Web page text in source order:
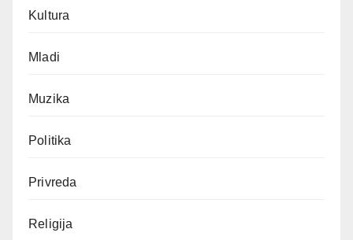
Kultura
Mladi
Muzika
Politika
Privreda
Religija